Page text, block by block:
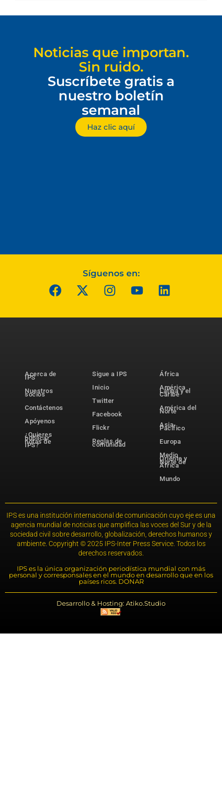
Noticias que importan.
Sin ruido.
Suscríbete gratis a
nuestro boletín
semanal
Haz clic aquí
Síguenos en:
Acerca de
IPS
Nuestros
socios
Contáctenos
Apóyenos
¿Quieres
publicar
notas de
IPS?
Sigue a IPS
Inicio
Twitter
Facebook
Flickr
Reglas de
comunidad
África
América
Latina y el
Caribe
América del
Norte
Asia-
Pacífico
Europa
Medio
Oriente y
Norte de
África
Mundo
IPS es una institución internacional de comunicación cuyo eje es una
agencia mundial de noticias que amplifica las voces del Sur y de la
sociedad civil sobre desarrollo, globalización, derechos humanos y
ambiente. Copyright © 2025 IPS-Inter Press Service. Todos los
derechos reservados.
IPS es la única organización periodística mundial con más
personal y corresponsales en el mundo en desarrollo que en los
países ricos. DONAR
Desarrollo & Hosting: Atiko.Studio